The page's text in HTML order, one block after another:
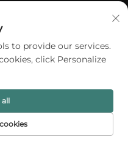
Co., Ltd.
to provide our services.
click Personalize